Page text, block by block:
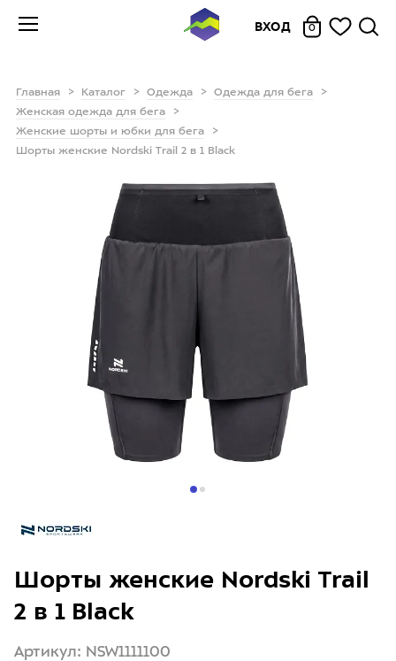
ВХОД 0
Главная Каталог Одежда
Одежда для бега
Женская одежда для бега
Женские шорты и юбки для бега
Шорты женские Nordski Trail 2 в 1 Black
Шорты женские Nordski Trail
2 в 1 Black
Артикул: NSW1111100